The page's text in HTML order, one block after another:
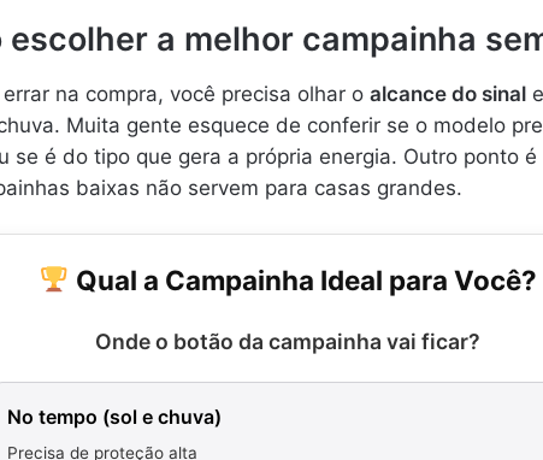
escolher a melhor campainha
na compra, você precisa olhar o alcance do sinal
Muita gente esquece de conferir se o modelo
se é do tipo que gera a própria energia. Outro ponto é
baixas não servem para casas grandes.
Qual a Campainha Ideal para Você?
Onde o botão da campainha vai ficar?
No tempo (sol e chuva)
Precisa de proteção alta